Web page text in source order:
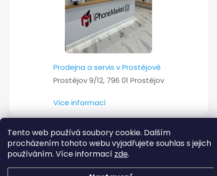
Tento web používá soubory cookie. Dalším
procházením tohoto webu vyjadřujete souhlas s jejich
používáním. Více informací zde.
Prodejna a servis v Prostějově
Prostějov 9/12, 796 01 Prostějov
Více informací
Copyright 2026iPhoneMarket.cz. Všechna práva vyhrazena.